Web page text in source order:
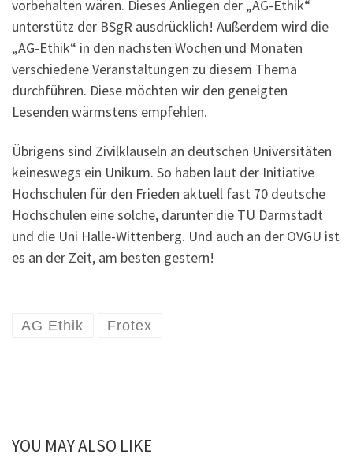
vorbehalten wären. Dieses Anliegen der „AG-Ethik“
unterstütz der BSgR ausdrücklich! Außerdem wird die
„AG-Ethik“ in den nächsten Wochen und Monaten
verschiedene Veranstaltungen zu diesem Thema
durchführen. Diese möchten wir den geneigten
Lesenden wärmstens empfehlen.
Übrigens sind Zivilklauseln an deutschen Universitäten
keineswegs ein Unikum. So haben laut der Initiative
Hochschulen für den Frieden aktuell fast 70 deutsche
Hochschulen eine solche, darunter die TU Darmstadt
und die Uni Halle-Wittenberg. Und auch an der OVGU ist
es an der Zeit, am besten gestern!
AG Ethik Frotex
YOU MAY ALSO LIKE